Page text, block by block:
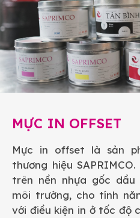
MỰC IN OFFSET
Mực in offset là sản
thương hiệu
trên nền nhựa gốc
môi trường, cho tính
với điều kiện in ở tốc độ